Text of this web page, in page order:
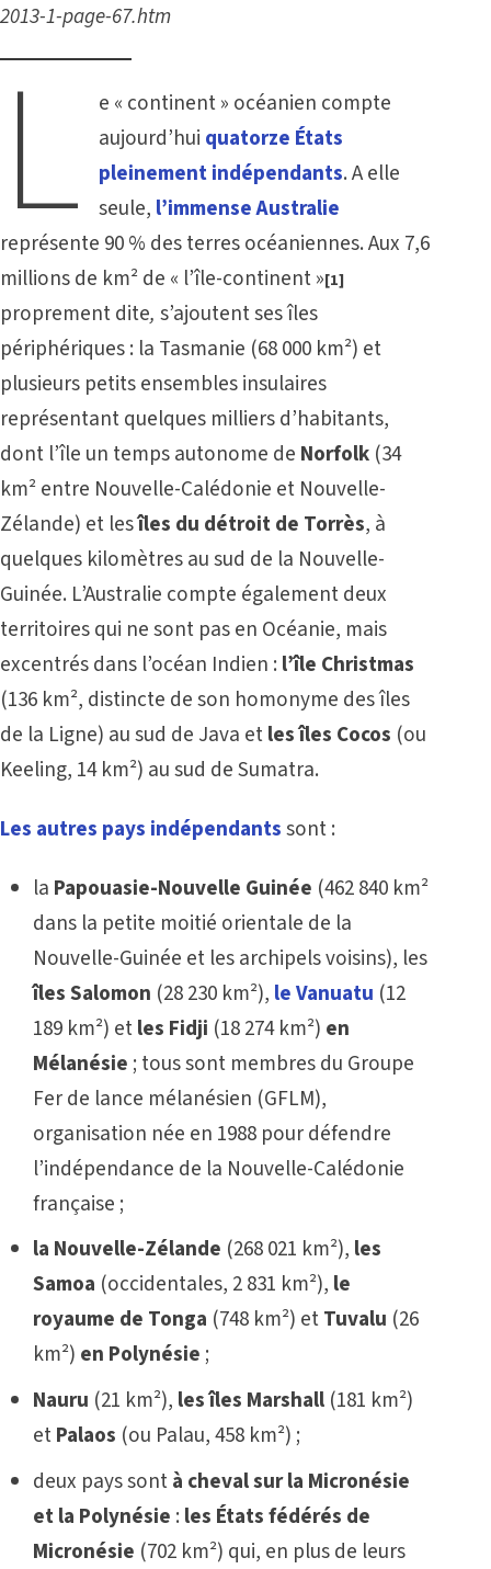
2013-1-page-67.htm
L
e « continent » océanien compte
aujourd’hui quatorze États
pleinement indépendants. A elle
seule, l’immense Australie
représente 90 % des terres océaniennes. Aux 7,6
millions de km² de « l’île-continent »[1]
proprement dite, s’ajoutent ses îles
périphériques : la Tasmanie (68 000 km²) et
plusieurs petits ensembles insulaires
représentant quelques milliers d’habitants,
dont l’île un temps autonome de Norfolk (34
km² entre Nouvelle-Calédonie et Nouvelle-
Zélande) et lesîles du détroit de Torrès, à
quelques kilomètres au sud de la Nouvelle-
Guinée. L’Australie compte également deux
territoires qui ne sont pas en Océanie, mais
excentrés dans l’océan Indien : l’île Christmas
(136 km², distincte de son homonyme des îles
de la Ligne) au sud de Java etles îles Cocos (ou
Keeling, 14 km²) au sud de Sumatra.
Les autres pays indépendantssont :
la Papouasie-Nouvelle Guinée (462 840 km²
dans la petite moitié orientale de la
Nouvelle-Guinée et les archipels voisins), les
îles Salomon (28 230 km²), le Vanuatu (12
189 km²) etles Fidji (18 274 km²) en
Mélanésie ; tous sont membres du Groupe
Fer de lance mélanésien (GFLM),
organisation née en 1988 pour défendre
l’indépendance de la Nouvelle-Calédonie
française ;
la Nouvelle-Zélande (268 021 km²), les
Samoa (occidentales, 2 831 km²), le
royaume de Tonga (748 km²) etTuvalu (26
km²) en Polynésie ;
Nauru (21 km²), les îles Marshall (181 km²)
etPalaos (ou Palau, 458 km²) ;
deux pays sontà cheval sur la Micronésie
et la Polynésie : les États fédérés de
Micronésie (702 km²) qui, en plus de leurs